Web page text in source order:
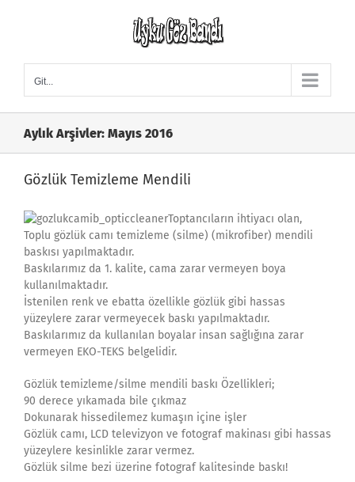
Git...
Aylık Arşivler: Mayıs 2016
Gözlük Temizleme Mendili
Toptancıların ihtiyacı olan,
Toplu gözlük camı temizleme (silme) (mikrofiber) mendili
baskısı yapılmaktadır.
Baskılarımız da 1. kalite, cama zarar vermeyen boya
kullanılmaktadır.
İstenilen renk ve ebatta özellikle gözlük gibi hassas
yüzeylere zarar vermeyecek baskı yapılmaktadır.
Baskılarımız da kullanılan boyalar insan sağlığına zarar
vermeyen EKO-TEKS belgelidir.
Gözlük temizleme/silme mendili baskı Özellikleri;
90 derece yıkamada bile çıkmaz
Dokunarak hissedilemez kumaşın içine işler
Gözlük camı, LCD televizyon ve fotograf makinası gibi hassas
yüzeylere kesinlikle zarar vermez.
Gözlük silme bezi üzerine fotograf kalitesinde baskı!